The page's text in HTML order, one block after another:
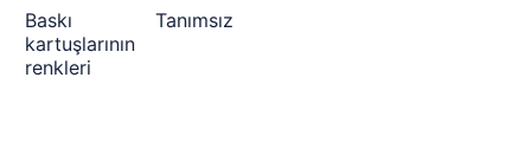
Baskı
kartuşlarının
renkleri
Tanımsız